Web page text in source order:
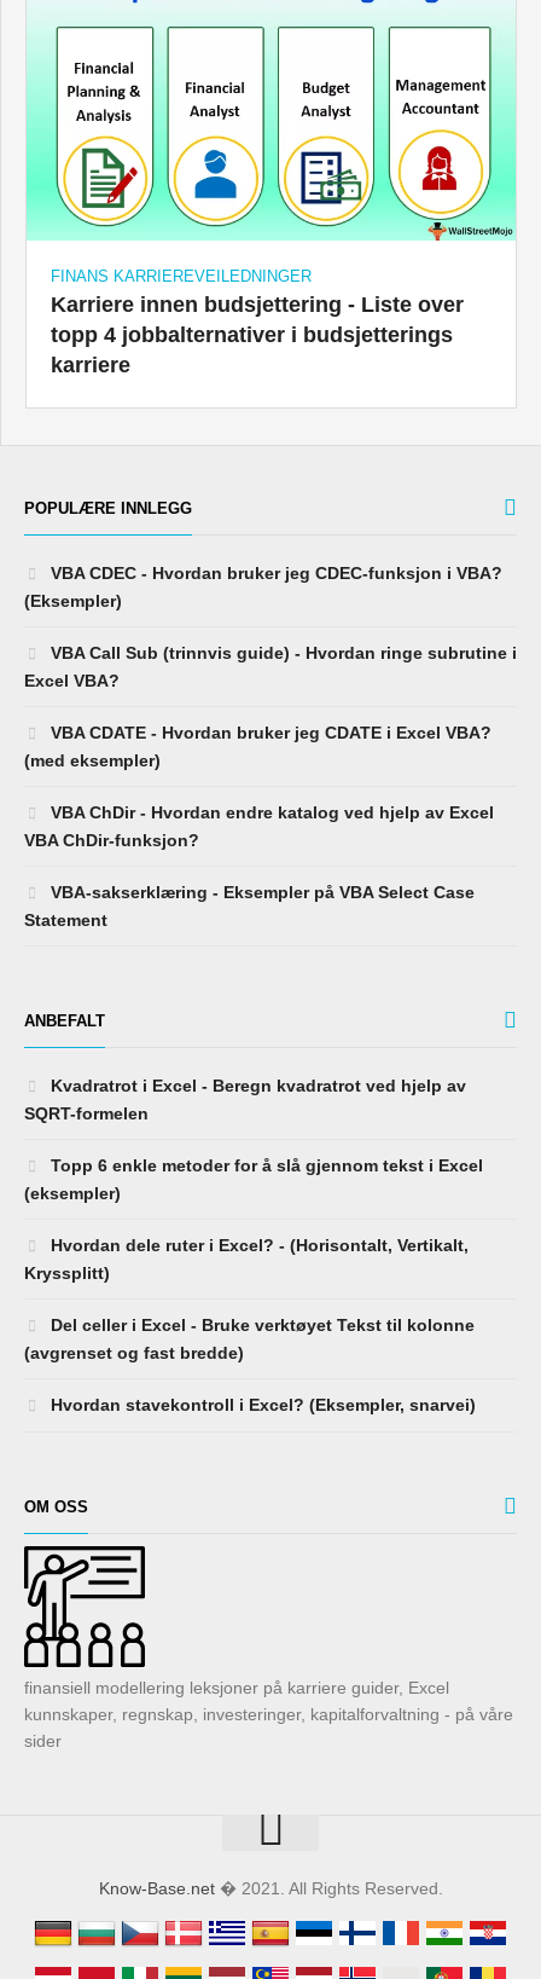
FINANS KARRIEREVEILEDNINGER
Karriere innen budsjettering - Liste over
topp 4 jobbalternativer i budsjetterings
karriere
POPULÆRE INNLEGG
VBA CDEC - Hvordan bruker jeg CDEC-funksjon i VBA?
(Eksempler)
VBA Call Sub (trinnvis guide) - Hvordan ringe subrutine i
Excel VBA?
VBA CDATE - Hvordan bruker jeg CDATE i Excel VBA?
(med eksempler)
VBA ChDir - Hvordan endre katalog ved hjelp av Excel
VBA ChDir-funksjon?
VBA-sakserklæring - Eksempler på VBA Select Case
Statement
ANBEFALT
Kvadratrot i Excel - Beregn kvadratrot ved hjelp av
SQRT-formelen
Topp 6 enkle metoder for å slå gjennom tekst i Excel
(eksempler)
Hvordan dele ruter i Excel? - (Horisontalt, Vertikalt,
Kryssplitt)
Del celler i Excel - Bruke verktøyet Tekst til kolonne
(avgrenset og fast bredde)
Hvordan stavekontroll i Excel? (Eksempler, snarvei)
OM OSS
finansiell modellering leksjoner på karriere guider, Excel
kunnskaper, regnskap, investeringer, kapitalforvaltning - på våre
sider
Know-Base.net� 2021. All Rights Reserved.